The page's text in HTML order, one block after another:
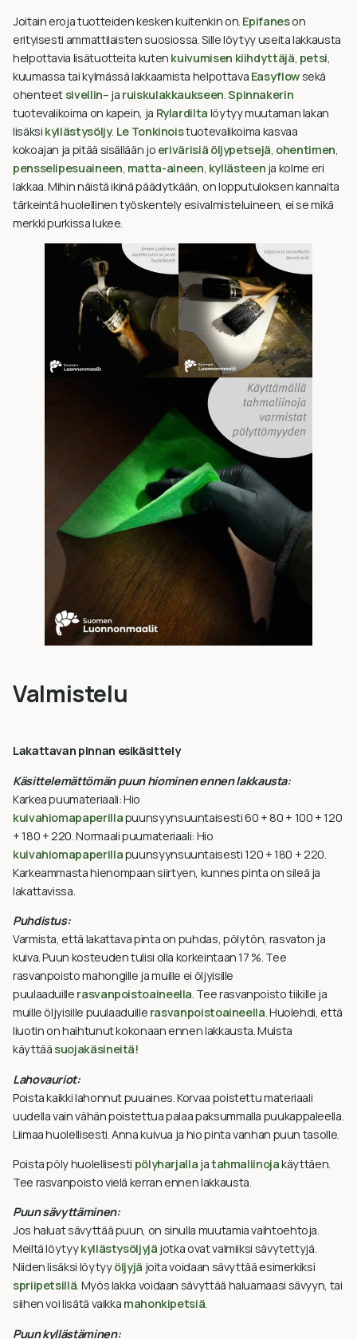
Joitain eroja tuotteiden kesken kuitenkin on. Epifaneson
erityisesti ammattilaisten suosiossa. Sille löytyy useita lakkausta
helpottavia lisätuotteita kuten kuivumisen kiihdyttäjä, petsi,
kuumassa tai kylmässä lakkaamista helpottava Easyflowsekä
ohenteet sivellin– ja ruiskulakkaukseen.Spinnakerin
tuotevalikoima on kapein, ja Rylardilta löytyy muutaman lakan
lisäksi kyllästysöljy. Le Tonkinoistuotevalikoima kasvaa
kokoajan ja pitää sisällään jo erivärisiä öljypetsejä, ohentimen,
pensselipesuaineen, matta-aineen, kyllästeen ja kolme eri
lakkaa. Mihin näistä ikinä päädytkään, on lopputuloksen kannalta
tärkeintä huolellinen työskentely esivalmisteluineen, ei se mikä
merkki purkissa lukee.
Valmistelu
Lakattavan pinnan esikäsittely
Käsittelemättömän puun hiominen ennen lakkausta:
Karkea puumateriaali: Hio
kuivahiomapaperillapuunsyynsuuntaisesti 60 + 80 + 100 + 120
+ 180 + 220. Normaali puumateriaali: Hio
kuivahiomapaperillapuunsyynsuuntaisesti 120 + 180 + 220.
Karkeammasta hienompaan siirtyen, kunnes pinta on sileä ja
lakattavissa.
Puhdistus:
Varmista, että lakattava pinta on puhdas, pölytön, rasvaton ja
kuiva. Puun kosteuden tulisi olla korkeintaan 17 %. Tee
rasvanpoisto mahongille ja muille ei öljyisille
puulaaduille rasvanpoistoaineella. Tee rasvanpoisto tiikille ja
muille öljyisille puulaaduille rasvanpoistoaineella. Huolehdi, että
liuotin on haihtunut kokonaan ennen lakkausta. Muista
käyttää suojakäsineitä!
Lahovauriot:
Poista kaikki lahonnut puuaines. Korvaa poistettu materiaali
uudella vain vähän poistettua palaa paksummalla puukappaleella.
Liimaa huolellisesti. Anna kuivua ja hio pinta vanhan puun tasolle.
Poista pöly huolellisesti pölyharjalla jatahmaliinojakäyttäen.
Tee rasvanpoisto vielä kerran ennen lakkausta.
Puun sävyttäminen:
Jos haluat sävyttää puun, on sinulla muutamia vaihtoehtoja.
Meiltä löytyykyllästysöljyjä jotka ovat valmiiksi sävytettyjä.
Niiden lisäksi löytyyöljyjä joita voidaan sävyttää esimerkiksi
spriipetsillä. Myös lakka voidaan sävyttää haluamaasi sävyyn, tai
siihen voi lisätä vaikka mahonkipetsiä.
Puun kyllästäminen: